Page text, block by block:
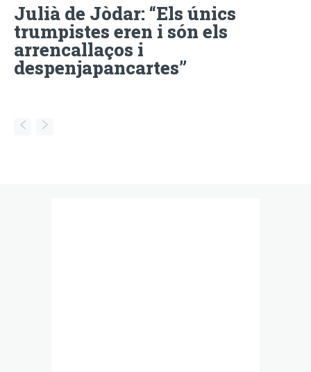
Julià de Jòdar: “Els únics
trumpistes eren i són els
arrencallaços i
despenjapancartes”